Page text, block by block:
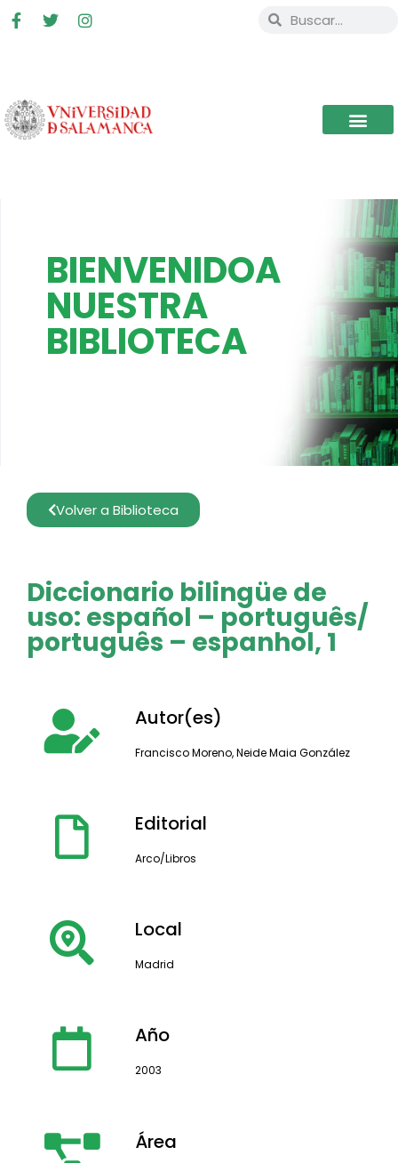
BIENVENIDOA
NUESTRA
BIBLIOTECA
Volver a Biblioteca
Diccionario bilingüe de
uso: español – português/
português – espanhol, 1
Autor(es)
Francisco Moreno,Neide Maia González
Editorial
Arco/Libros
Local
Madrid
Año
2003
Área